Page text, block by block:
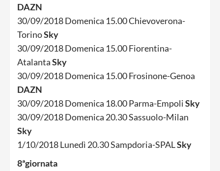
DAZN
30/09/2018 Domenica 15.00 Chievoverona-
TorinoSky
30/09/2018 Domenica 15.00 Fiorentina-
AtalantaSky
30/09/2018 Domenica 15.00 Frosinone-Genoa
DAZN
30/09/2018 Domenica 18.00 Parma-EmpoliSky
30/09/2018 Domenica 20.30 Sassuolo-Milan
Sky
1/10/2018 Lunedì 20.30 Sampdoria-SPALSky
8ªgiornata